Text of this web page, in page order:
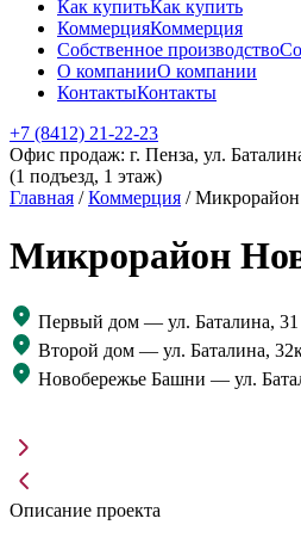
Как купитьКак купить
КоммерцияКоммерция
Собственное производство
О компанииО компании
КонтактыКонтакты
+7 (8412) 21-22-23
Офис продаж: г. Пенза, ул.
(1 подъезд, 1 этаж)
Главная /Коммерция /
Микрорайон
Первый дом — ул. Баталина, 31
Второй дом — ул. Баталина,
Новобережье Башни — ул.
Описание проекта